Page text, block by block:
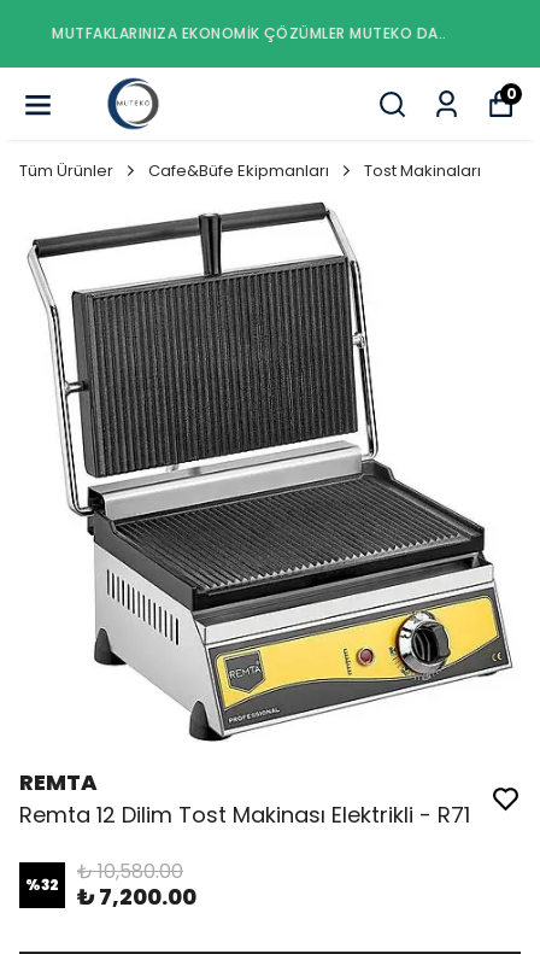
MUTFAKLARINIZA EKONOMIK ÇÖZÜMLER MUTEKO DA..
0
Tüm Ürünler Cafe&Büfe Ekipmanları Tost Makinaları
REMTA
Remta 12 Dilim Tost Makinası Elektrikli - R71
%32 ₺ 10,580.00
₺ 7,200.00